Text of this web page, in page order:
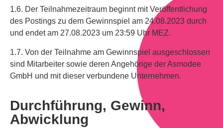
1.6. Der Teilnahmezeitraum beginnt mit Veröffentlichung
des Postings zu dem Gewinnspiel am 24.08.2023 durch
und endet am 27.08.2023 um 23:59 Uhr MEZ.
1.7. Von der Teilnahme am Gewinnspiel ausgeschlossen
sind Mitarbeiter sowie deren Angehörige der Asmodee
GmbH und mit dieser verbundene Unternehmen.
Durchführung, Gewinn,
Abwicklung